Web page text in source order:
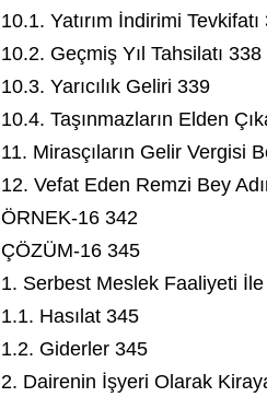
10.1. Yatırım İndirimi Tevkifatı
10.2. Geçmiş Yıl Tahsilatı 338
10.3. Yarıcılık Geliri 339
10.4. Taşınmazların Elden
11. Mirasçıların Gelir Vergisi
12. Vefat Eden Remzi Bey
ÖRNEK-16 342
ÇÖZÜM-16 345
1. Serbest Meslek Faaliyeti
1.1. Hasılat 345
1.2. Giderler 345
2. Dairenin İşyeri Olarak